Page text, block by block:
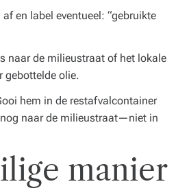
en label eventueel: “gebruikte
naar de milieustraat of het lokale
gebottelde olie.
hem in de restafvalcontainer
naar de milieustraat—niet in
manier